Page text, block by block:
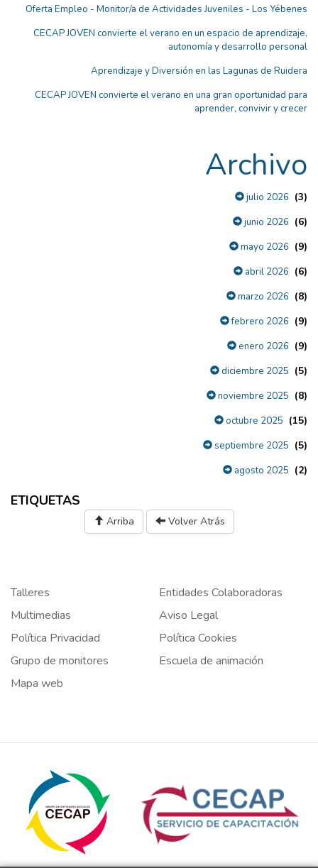
Oferta Empleo - Monitor/a de Actividades Juveniles - Los Yébenes
CECAP JOVEN convierte el verano en un espacio de aprendizaje,
autonomía y desarrollo personal
Aprendizaje y Diversión en las Lagunas de Ruidera
CECAP JOVEN convierte el verano en una gran oportunidad para
aprender, convivir y crecer
Archivo
julio 2026 (3)
junio 2026 (6)
mayo 2026 (9)
abril 2026 (6)
marzo 2026 (8)
febrero 2026 (9)
enero 2026 (9)
diciembre 2025 (5)
noviembre 2025 (8)
octubre 2025 (15)
septiembre 2025 (5)
agosto 2025 (2)
ETIQUETAS
Arriba Volver Atrás
Talleres
Entidades Colaboradoras
Multimedias
Aviso Legal
Política Privacidad
Política Cookies
Grupo de monitores
Escuela de animación
Mapa web